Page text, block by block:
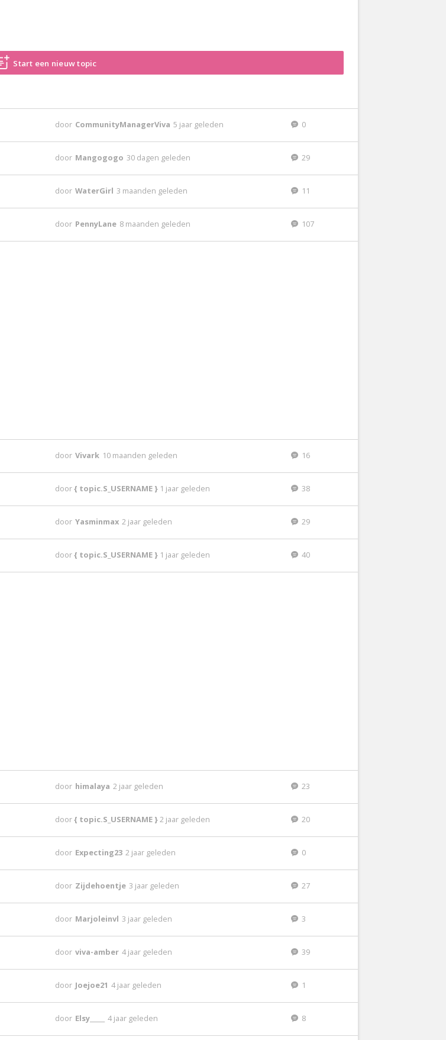
Start een nieuw topic
door CommunityManagerViva 5 jaar geleden 0
door Mangogogo 30 dagen geleden 29
door WaterGirl 3 maanden geleden 11
door PennyLane 8 maanden geleden 107
door Vivark 10 maanden geleden 16
door{ topic.S_USERNAME } 1 jaar geleden 38
door Yasminmax 2 jaar geleden 29
door{ topic.S_USERNAME } 1 jaar geleden 40
door himalaya 2 jaar geleden 23
door{ topic.S_USERNAME }2 jaar geleden 20
door Expecting23 2 jaar geleden 0
door Zijdehoentje 3 jaar geleden 27
door Marjoleinvl 3 jaar geleden 3
door viva-amber 4 jaar geleden 39
door Joejoe21 4 jaar geleden 1
door Elsy_____ 4 jaar geleden 8